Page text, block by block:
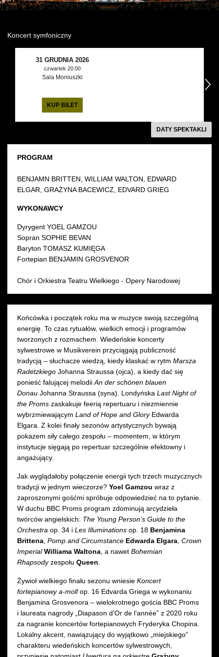
Wynajem rekwizytów
Fundusze unijne
Dotacje celowe
Koncert symfoniczny
31 GRUDNIA 2026
czwartek 20:00
Sala Moniuszki
KUP BILET
DATY SPEKTAKLI
PROGRAM
BENJAMN BRITTEN, WILLIAM WALTON, EDWARD
ELGAR, GRAŻYNA BACEWICZ, EDVARD GRIEG
WYKONAWCY
Dyrygent YOEL GAMZOU
Sopran SOPHIE BEVAN
Baryton TOMASZ KUMIĘGA
Fortepian BENJAMIN GROSVENOR
Chór i Orkiestra Teatru Wielkiego - Opery Narodowej
Końcówka i początek roku ma w muzyce swoją szczególną
energię. To czas rytuałów, wielkich emocji i programów
tworzonych z rozmachem. Wiedeńskie koncerty
sylwestrowe w Musikverein przyciągają publiczność
tradycją – słuchacze wiedzą, kiedy klaskać w rytm Marsza
Radetzkiego Johanna Straussa (ojca), a kiedy dać się
ponieść falującej melodii An der schönen blauen
Donau Johanna Straussa (syna). Londyńska Last Night of
the Proms zaskakuje feerią repertuaru i niezmiennie
wybrzmiewającym Land of Hope and GloryEdwarda
Elgara. Z kolei finały sezonów artystycznych bywają
pokazem siły całego zespołu – momentem, w którym
instytucje sięgają po repertuar szczególnie efektowny i
angażujący.
Jak wyglądałoby połączenie energii tych trzech muzycznych
tradycji w jednym wieczorze? Yoel Gamzou wraz z
zaproszonymi gośćmi spróbuje odpowiedzieć na to pytanie.
W duchu BBC Proms program zdominują arcydzieła
twórców angielskich: The Young Person’s Guide to the
Orchestra op. 34 i Les Illuminations op. 18 Benjamina
Brittena Pomp and Circumstance Edwarda Elgara Crown
Imperial Williama Waltona , a nawet Bohemian
Rhapsodyzespołu Queen
Żywioł wielkiego finału sezonu wniesie Koncert
fortepianowy a-mollop. 16 Edvarda Griega w wykonaniu
Benjamina Grosvenora – wielokrotnego gościa BBC Proms
i laureata nagrody „Diapason d’Or de l’année” z 2020 roku
za nagranie koncertów fortepianowych Fryderyka Chopina.
Lokalny akcent, nawiązujący do wyjątkowo „miejskiego”
charakteru wiedeńskich koncertów sylwestrowych,